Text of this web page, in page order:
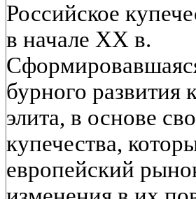
Российское
в начале XX в.
бурного развития
элита, в основе
купечества,
европейский